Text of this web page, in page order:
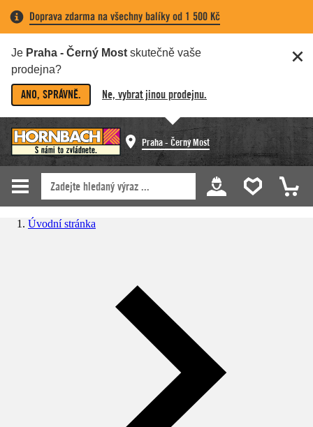
Doprava zdarma na všechny balíky od 1 500 Kč
Je Praha - Černý Most skutečně vaše
prodejna?
ANO, SPRÁVNĚ. Ne, vybrat jinou prodejnu.
Praha - Černý Most
Úvodní stránka